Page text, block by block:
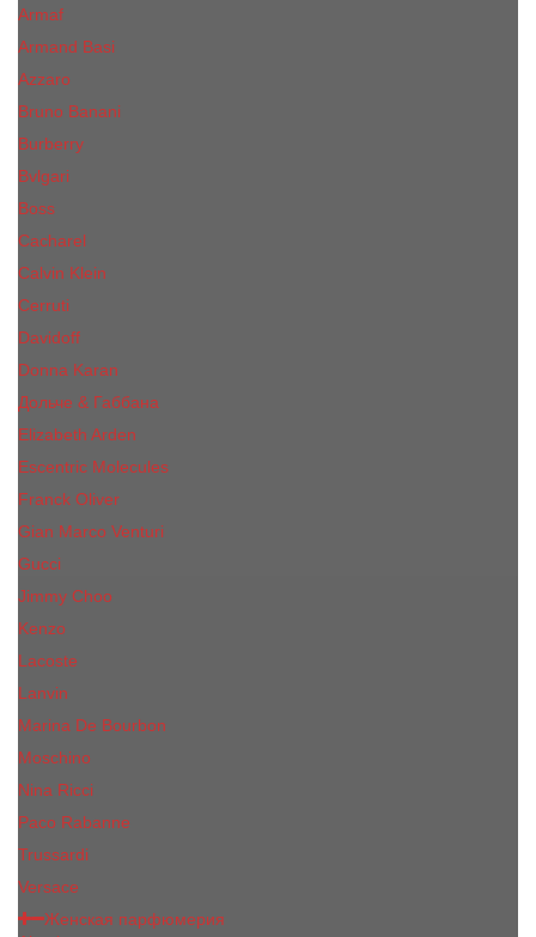
Armaf
Armand Basi
Azzaro
Bruno Banani
Burberry
Bvlgari
Boss
Cacharel
Calvin Klein
Cerruti
Davidoff
Donna Karan
Дольче & Габбана
Elizabeth Arden
Escentric Molecules
Franck Oliver
Gian Marco Venturi
Gucci
Jimmy Choo
Kenzo
Lacoste
Lanvin
Marina De Bourbon
Moschino
Nina Ricci
Paco Rabanne
Trussardi
Versace
Женская парфюмерия